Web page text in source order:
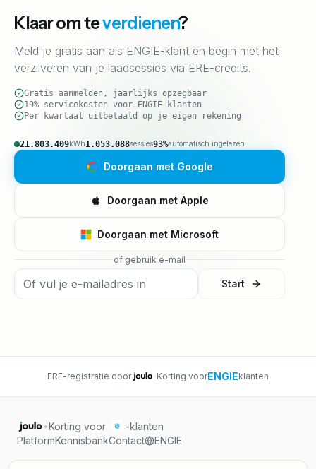
Klaar om teverdienen?
Meld je gratis aan als ENGIE-klant en begin met het
verzilveren van je laadsessies via ERE-credits.
Gratis aanmelden, jaarlijks opzegbaar
19% servicekosten voor ENGIE-klanten
Per kwartaal uitbetaald op je eigen rekening
21.803.409kWh1.053.088sessies93%automatisch ingelezen
Doorgaan met Google
Doorgaan met Apple
Doorgaan met Microsoft
of gebruik e-mail
Start
ERE-registratie door ·Korting voorENGIEklanten
•Korting voor
-klanten
PlatformKennisbankContact ENGIE